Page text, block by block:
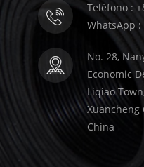
Teléfono :
WhatsApp :
No. 28,
Economic
Liqiao
Xuancheng
China